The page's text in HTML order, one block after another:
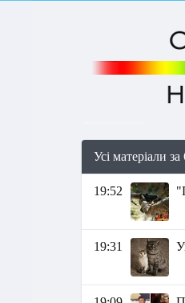
Усі матеріали
19:52
19:31